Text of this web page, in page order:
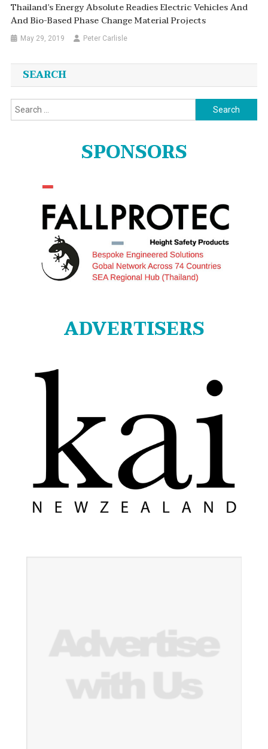
Thailand’s Energy Absolute Readies Electric Vehicles And
And Bio-Based Phase Change Material Projects
May 29, 2019 Peter Carlisle
SEARCH
Search
for:
SPONSORS
ADVERTISERS